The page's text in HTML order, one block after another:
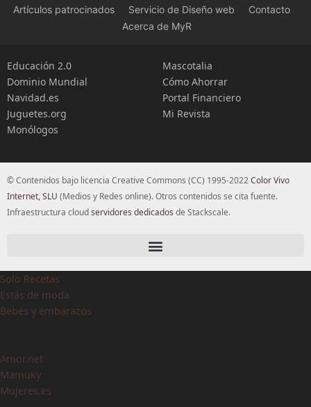
Artículos patrocinados Servicio de Diseño web
Contacto
Acerca de MyR
Educación 2.0
Dominio Mundial
Navidad.es
Juguetes.org
Monólogos
Mascotalia
Cómo Ahorrar
Portal Financiero
Mi Revista
© Contenidos bajo licencia Creative Commons (CC) 1995-2022Color Vivo
Internet, SLU (Medios y Redes online). Otros contenidos se cita fuente.
Infraestructura cloudservidores dedicados de Stackscale.
Solo Recetas
Estás de moda
Bebés y embarazos
Amor.net
Mamuky
Mujeres.es